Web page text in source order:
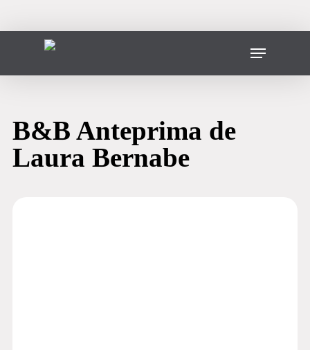
main
Menu
B&B Anteprima de
Laura Bernabe